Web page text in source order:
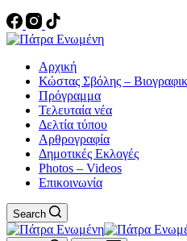
Αρχική
Κώστας Σβόλης –
Πρόγραμμα
Τελευταία νέα
Δελτία τύπου
Αρθρογραφία
Δημοτικές Εκλογές
Photos – Videos
Επικοινωνία
Search